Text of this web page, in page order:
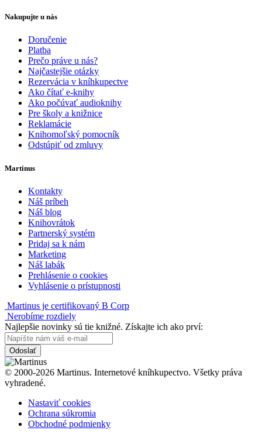
Nakupujte u nás
Doručenie
Platba
Prečo práve u nás?
Najčastejšie otázky
Rezervácia v kníhkupectve
Ako čítať e-knihy
Ako počúvať audioknihy
Pre školy a knižnice
Reklamácie
Knihomoľský pomocník
Odstúpiť od zmluvy
Martinus
Kontakty
Náš príbeh
Náš blog
Knihovrátok
Partnerský systém
Pridaj sa k nám
Marketing
Náš labák
Prehlásenie o cookies
Vyhlásenie o prístupnosti
Martinus je certifikovaný B Corp
Nerobíme rozdiely
Najlepšie novinky sú tie knižné. Získajte ich ako prví:
Odoslať
© 2000-2026 Martinus. Internetové kníhkupectvo. Všetky práva
vyhradené.
Nastaviť cookies
Ochrana súkromia
Obchodné podmienky